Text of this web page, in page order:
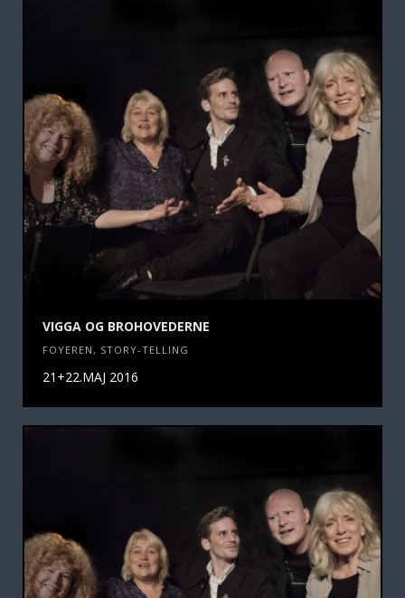
VIGGA OG BROHOVEDERNE
FOYEREN , STORY-TELLING
21+22.MAJ 2016